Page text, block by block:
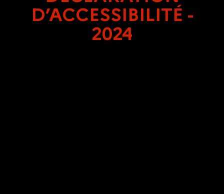
D’ACCESSIBILITÉ -
2024